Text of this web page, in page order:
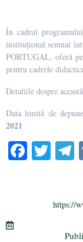
În cadrul
instituțional semnat
PORTUGAL, oferă
pentru cadrele
Detaliile despre
Data limită de
2021
Fa T
r a
https://